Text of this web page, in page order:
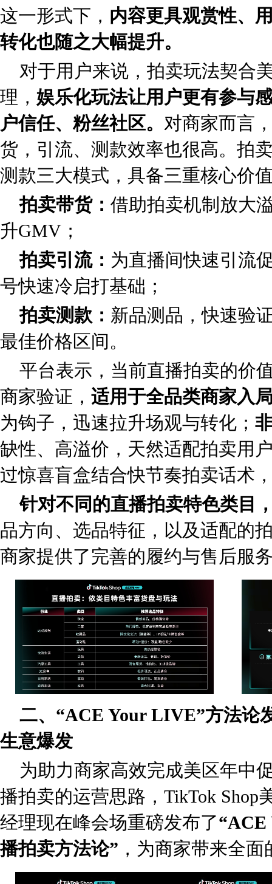
这一形式下， 内容更具观赏性、
转化也随之大幅提升。
对于用户来说，拍卖玩法契合
理， 娱乐化玩法让用户更有参与
户信任、粉丝社区。 对商家而言
货，引流、测款效率也很高。拍
测款三大模式，具备三重核心价
拍卖带货： 借助拍卖机制放大
升GMV；
拍卖引流： 为直播间快速引流
号快速冷启打基础；
拍卖测款： 新品测品，快速验
最佳价格区间。
平台表示，当前直播拍卖的价
商家验证， 适用于全品类商家入
为钩子，迅速拉升场观与转化；
缺性、高溢价，天然适配拍卖用
过惊喜盲盒结合快节奏拍卖话术
针对不同的直播拍卖特色类目
品方向、选品特征，以及适配的
商家提供了完善的履约与售后服
二、“ACE Your LIVE”方法论
生意爆发
为助力商家高效完成美区年中
播拍卖的运营思路，TikTok Shop
经理现在峰会场重磅发布了
播拍卖方法论” ，为商家带来全